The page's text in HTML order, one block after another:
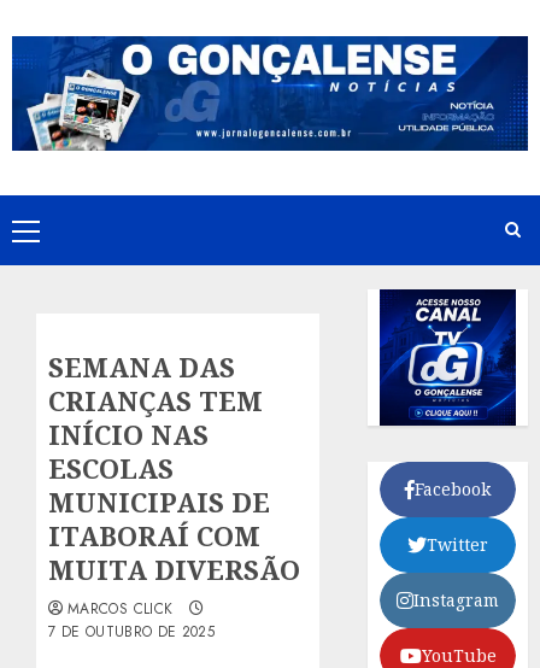
to
content
Primary
Menu
SEMANA DAS
CRIANÇAS TEM
INÍCIO NAS
ESCOLAS
MUNICIPAIS DE
ITABORAÍ COM
MUITA DIVERSÃO
MARCOS CLICK
7 DE OUTUBRO DE 2025
Facebook
Twitter
Instagram
YouTube